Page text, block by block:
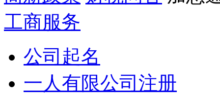
工商服务
公司起名
一人有限公司注册